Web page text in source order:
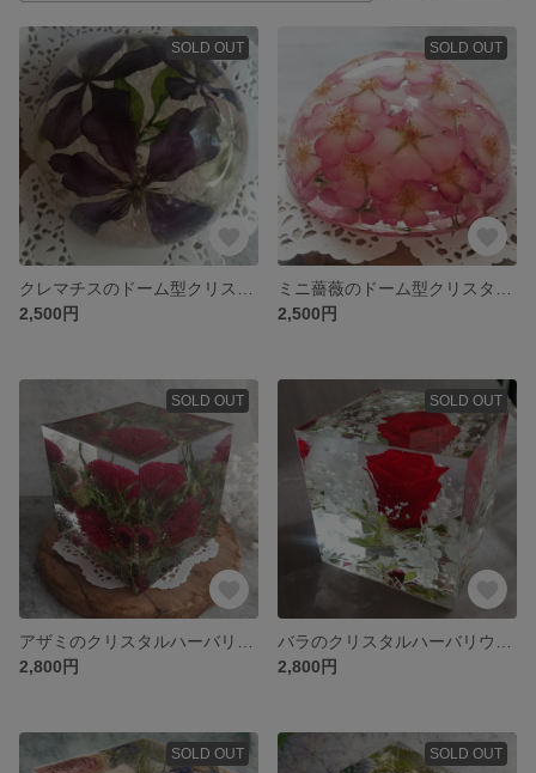
SOLD OUT
2,500円
SOLD OUT
2,500円
SOLD OUT
2,800円
SOLD OUT
2,800円
SOLD OUT SOLD OUT